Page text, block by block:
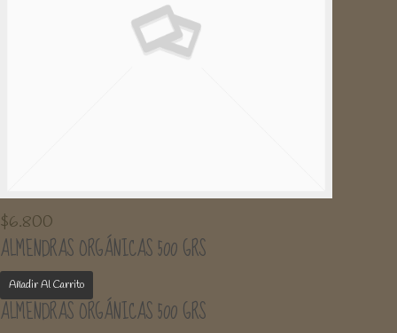
$6.800
ALMENDRAS ORGÁNICAS 500 GRS
Añadir Al Carrito
ALMENDRAS ORGÁNICAS 500 GRS